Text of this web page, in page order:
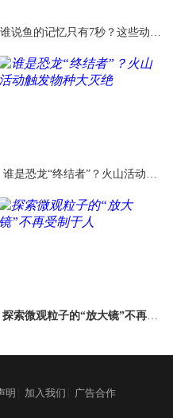
谁说鱼的记忆只有7秒？这些动物
谁是恐龙“终结者”？火山活动触
探索微观粒子的“放大镜”不再受
明 加入我们 广告合作